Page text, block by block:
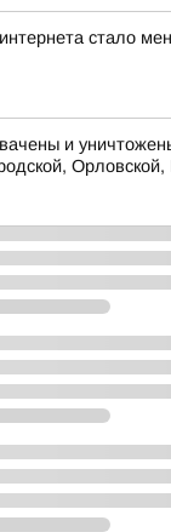
стало
и
Орловской,